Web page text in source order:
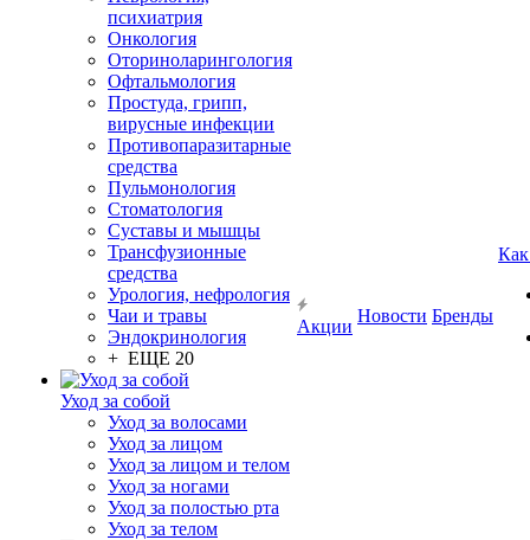
психиатрия
Онкология
Оториноларингология
Офтальмология
Простуда, грипп,
вирусные инфекции
Противопаразитарные
средства
Пульмонология
Стоматология
Суставы и мышцы
Трансфузионные
средства
Урология, нефрология
Чаи и травы
Эндокринология
+ ЕЩЕ 20
Уход за собой
Уход за волосами
Уход за лицом
Уход за лицом и телом
Уход за ногами
Уход за полостью рта
Уход за телом
Акции
Новости Бренды